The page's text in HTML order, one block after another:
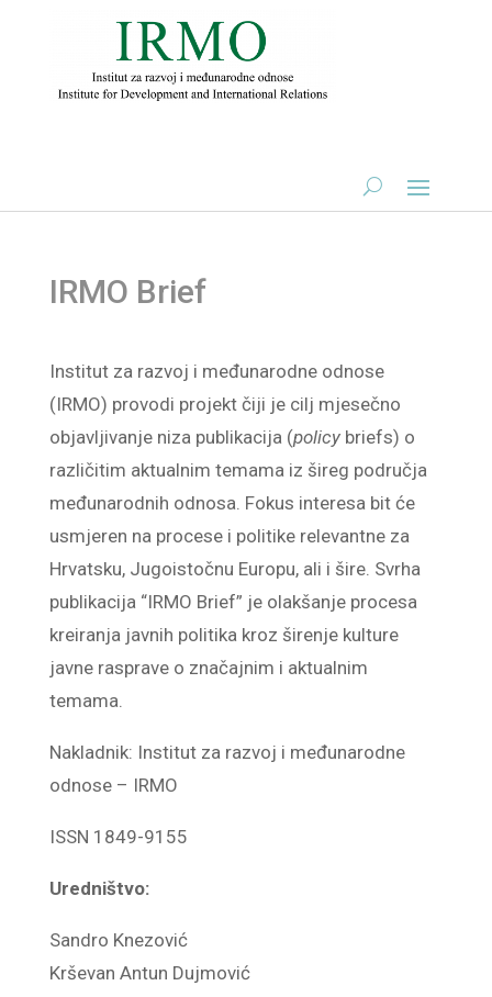
IRMO Brief
Institut za razvoj i međunarodne odnose
(IRMO) provodi projekt čiji je cilj mjesečno
objavljivanje niza publikacija (policy briefs) o
različitim aktualnim temama iz šireg područja
međunarodnih odnosa. Fokus interesa bit će
usmjeren na procese i politike relevantne za
Hrvatsku, Jugoistočnu Europu, ali i šire. Svrha
publikacija “IRMO Brief” je olakšanje procesa
kreiranja javnih politika kroz širenje kulture
javne rasprave o značajnim i aktualnim
temama.
Nakladnik: Institut za razvoj i međunarodne
odnose – IRMO
ISSN 1849-9155
Uredništvo:
Sandro Knezović
Krševan Antun Dujmović